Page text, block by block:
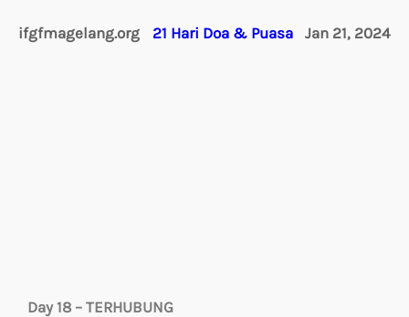
ifgfmagelang.org 21 Hari Doa & Puasa Jan 21, 2024
Day 18 – TERHUBUNG